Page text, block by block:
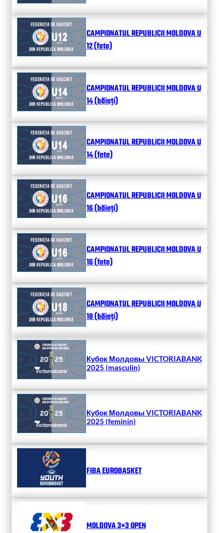
CAMPIONATUL REPUBLICII MOLDOVA U
12 (fete)
CAMPIONATUL REPUBLICII MOLDOVA U
14 (băieți)
CAMPIONATUL REPUBLICII MOLDOVA U
14 (fete)
CAMPIONATUL REPUBLICII MOLDOVA U
16 (băieți)
CAMPIONATUL REPUBLICII MOLDOVA U
16 (fete)
CAMPIONATUL REPUBLICII MOLDOVA U
18 (băieți)
Кубок Молдовы VICTORIABANK
2025 (masculin)
Кубок Молдовы VICTORIABANK
2025 (feminin)
FIBA EUROBASKET
MOLDOVA 3×3 OPEN